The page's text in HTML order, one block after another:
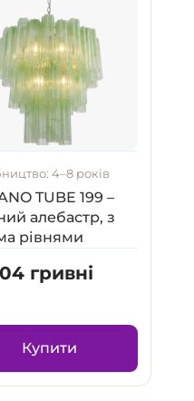
4–8 років
TUBE 199 –
алебастр, з
рівнями
гривні
Купити